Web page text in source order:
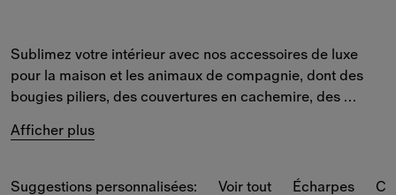
Sublimez votre intérieur avec nos accessoires de luxe
pour la maison et les animaux de compagnie, dont des
bougies piliers, des couvertures en cachemire, des
Check.
Afficher plus
Suggestions personnalisées: Voir tout Écharpes